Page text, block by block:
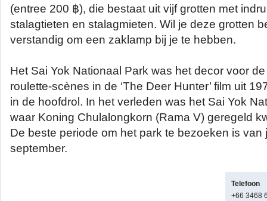
(entree 200 ฿), die bestaat uit vijf grotten met
stalagtieten en stalagmieten. Wil je deze grotten
verstandig om een zaklamp bij je te hebben.
Het Sai Yok Nationaal Park was het decor voor
roulette-scènes in de ‘The Deer Hunter’ film uit
in de hoofdrol. In het verleden was het Sai Yok
waar Koning Chulalongkorn (Rama V) geregeld
De beste periode om het park te bezoeken is van
september.
Telefoon
+66 3468